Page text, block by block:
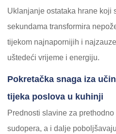
Uklanjanje ostataka hrane koji
sekundama transformira
tijekom najnapornijih i
uštedeći vrijeme i energiju.
Pokretačka snaga iza
tijeka poslova u kuhinji
Prednosti slavine za
sudopera, a i dalje